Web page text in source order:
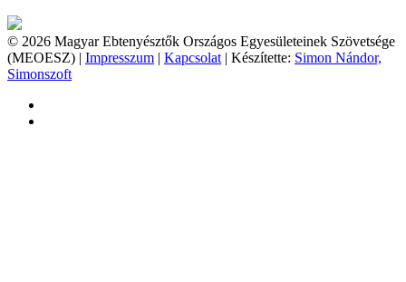
© 2026 Magyar Ebtenyésztők Országos Egyesületeinek Szövetsége
(MEOESZ) | Impresszum | Kapcsolat | Készítette: Simon Nándor,
Simonszoft